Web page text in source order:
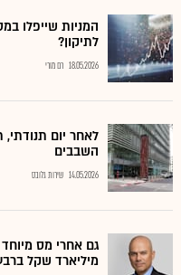
המניות שייפלו
לתיקון?
18.05.2026 רם מורי
לאחר יום
השבבים
14.05.2026 שירות גלובס
מיליארד שקל